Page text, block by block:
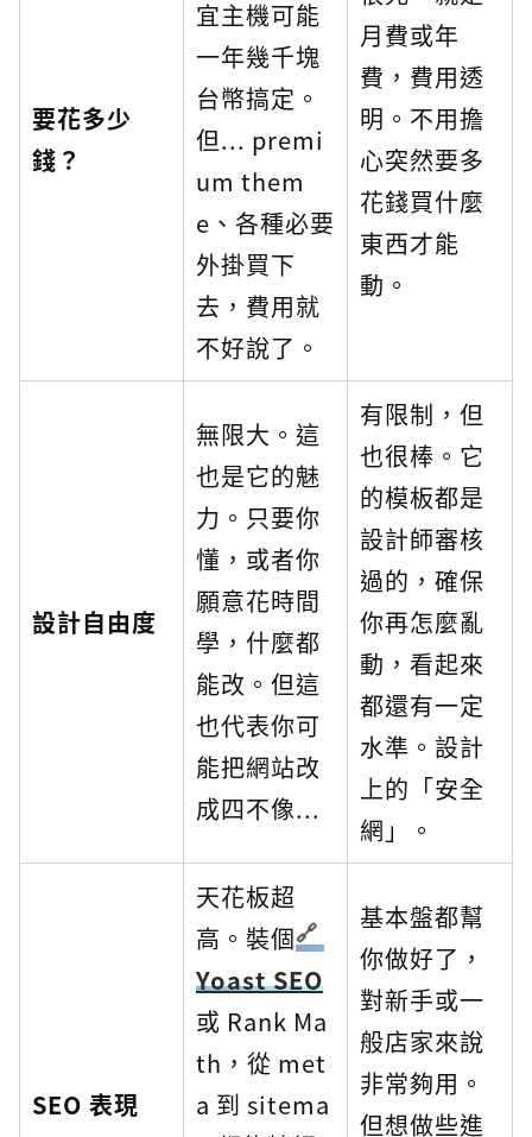
要花多少
錢？
宜主機可能
一年幾千塊
台幣搞定。
但... premi
um them
e、各種必要
外掛買下
去，費用就
不好說了。
月費或年
費，費用透
明。不用擔
心突然要多
花錢買什麼
東西才能
動。
設計自由度
無限大。這
也是它的魅
力。只要你
懂，或者你
願意花時間
學，什麼都
能改。但這
也代表你可
能把網站改
成四不像...
有限制，但
也很棒。它
的模板都是
設計師審核
過的，確保
你再怎麼亂
動，看起來
都還有一定
水準。設計
上的「安全
網」。
SEO 表現
天花板超
高。裝個
Yoast SEO
或 Rank Ma
th，從 met
a 到 sitema
基本盤都幫
你做好了，
對新手或一
般店家來說
非常夠用。
但想做些進